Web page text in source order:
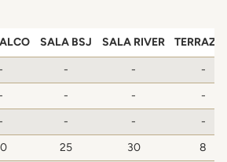
SALA BSJ SALA RIVER
- -
-
- -
-
- -
-
25 30
8